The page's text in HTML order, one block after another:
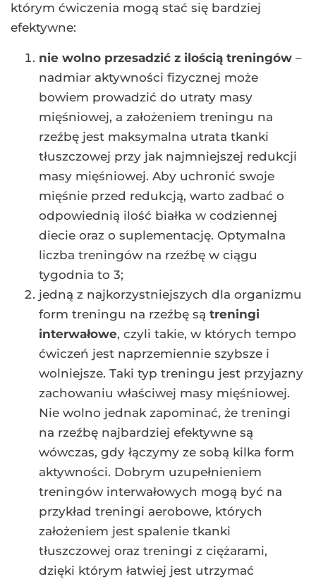
którym ćwiczenia mogą stać się bardziej
efektywne:
nie wolno przesadzić z ilością treningów –
nadmiar aktywności fizycznej może
bowiem prowadzić do utraty masy
mięśniowej, a założeniem treningu na
rzeźbę jest maksymalna utrata tkanki
tłuszczowej przy jak najmniejszej redukcji
masy mięśniowej. Aby uchronić swoje
mięśnie przed redukcją, warto zadbać o
odpowiednią ilość białka w codziennej
diecie oraz o suplementację. Optymalna
liczba treningów na rzeźbę w ciągu
tygodnia to 3;
jedną z najkorzystniejszych dla organizmu
form treningu na rzeźbę są treningi
interwałowe, czyli takie, w których tempo
ćwiczeń jest naprzemiennie szybsze i
wolniejsze. Taki typ treningu jest przyjazny
zachowaniu właściwej masy mięśniowej.
Nie wolno jednak zapominać, że treningi
na rzeźbę najbardziej efektywne są
wówczas, gdy łączymy ze sobą kilka form
aktywności. Dobrym uzupełnieniem
treningów interwałowych mogą być na
przykład treningi aerobowe, których
założeniem jest spalenie tkanki
tłuszczowej oraz treningi z ciężarami,
dzięki którym łatwiej jest utrzymać